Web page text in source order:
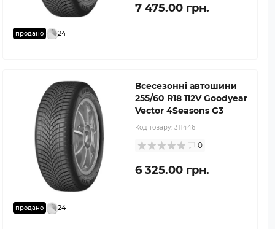
продано 24
7 475.00 грн.
продано 24
Всесезонні автошини
255/60 R18 112V Goodyear
Vector 4Seasons G3
Код товару: 311446
0
6 325.00 грн.